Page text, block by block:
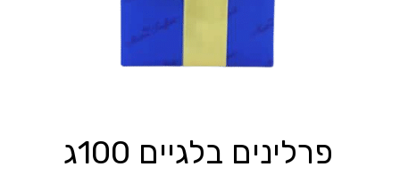
פרלינים בלגיים 100ג